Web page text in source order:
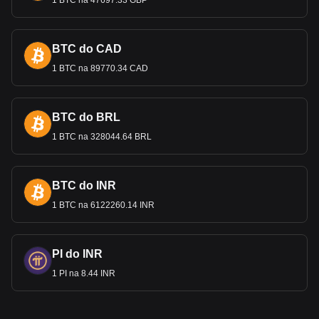
USD, 2 USD, 5 USD, 10 USD, 20 USD, 50 USD i 100 USD.
USD zakończyło się w 1946 r., a ich obieg formalnie
wstrzymano w 1969 r. Nowoczesne banknoty amerykańskiej
Amerykański Mennica produkuje również monety o
nominałach 1 centa (grosz), 5 cen
(dziesięciocentówka), 25 centów (ćwierćdolarówka), 50
codziennych transakcji, a także obejmują wersje
kolekcjonerskie i okolicznościowe.
Światowa waluta rezerwowa
rezerwowej jest zakorzeniony w zbiegu wydarzeń
historycznych i strategii gospodarczych. Powstając jako
BTC do CAD
1 BTC na 89770.34 CAD
BTC do BRL
1 BTC na 328044.64 BRL
BTC do INR
1 BTC na 6122260.14 INR
PI do INR
1 PI na 8.44 INR